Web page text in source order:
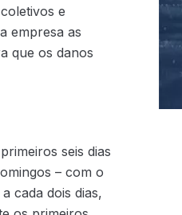
e
empresa as
que os danos
seis dias
– com o
cada dois dias,